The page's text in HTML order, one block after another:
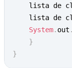
lista de
lista de
System. out .
}
}